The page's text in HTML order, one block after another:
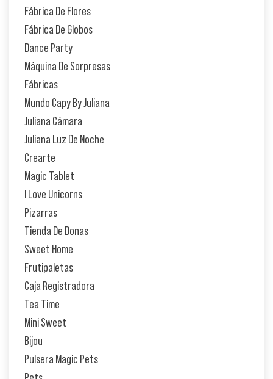
Fábrica De Flores
Fábrica De Globos
Dance Party
Máquina De Sorpresas
Fábricas
Mundo Capy By Juliana
Juliana Cámara
Juliana Luz De Noche
Crearte
Magic Tablet
I Love Unicorns
Pizarras
Tienda De Donas
Sweet Home
Frutipaletas
Caja Registradora
Tea Time
Mini Sweet
Bijou
Pulsera Magic Pets